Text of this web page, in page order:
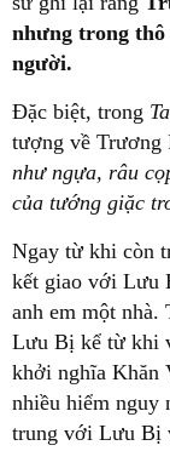
nhưng trong
người.
Đặc biệt, trong
tượng về Trương
như ngựa, râu
của tướng giặc
Ngay từ khi còn
kết giao với Lưu
anh em một nhà.
Lưu Bị kể từ khi
khởi nghĩa Khăn
nhiều hiểm nguy
trung với Lưu Bị